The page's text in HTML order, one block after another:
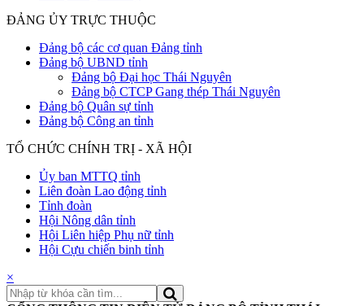
ĐẢNG ỦY TRỰC THUỘC
Đảng bộ các cơ quan Đảng tỉnh
Đảng bộ UBND tỉnh
Đảng bộ Đại học Thái Nguyên
Đảng bộ CTCP Gang thép Thái Nguyên
Đảng bộ Quân sự tỉnh
Đảng bộ Công an tỉnh
TỔ CHỨC CHÍNH TRỊ - XÃ HỘI
Ủy ban MTTQ tỉnh
Liên đoàn Lao động tỉnh
Tỉnh đoàn
Hội Nông dân tỉnh
Hội Liên hiệp Phụ nữ tỉnh
Hội Cựu chiến binh tỉnh
×